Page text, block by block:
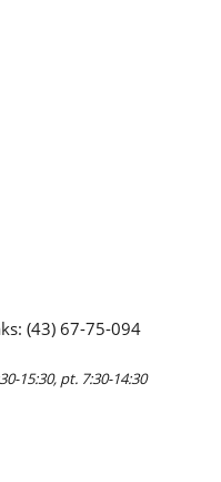
(43) 67-75-094
15:30, pt. 7:30-14:30